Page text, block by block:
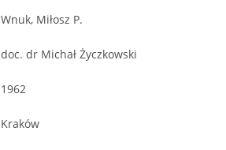
Wnuk, Miłosz P.
doc. dr Michał Życzkowski
1962
Kraków